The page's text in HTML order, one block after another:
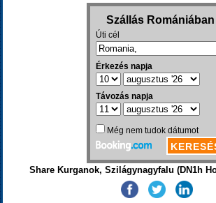
Share Kurganok, Szilágynagyfalu (DN1h